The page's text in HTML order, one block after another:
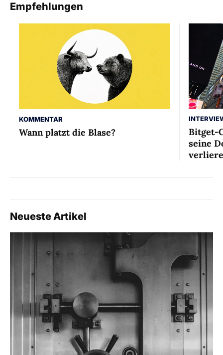
Empfehlungen
KOMMENTAR
Wann platzt die Blase?
Bitget-
seine
Neueste Artikel